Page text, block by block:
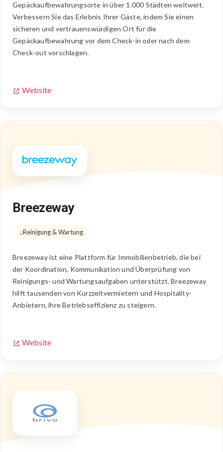
Gepäckaufbewahrungsorte in über 1.000 Städten weltweit.
Verbessern Sie das Erlebnis Ihrer Gäste, indem Sie einen
sicheren und vertrauenswürdigen Ort für die
Gepäckaufbewahrung vor dem Check-in oder nach dem
Check-out vorschlagen.
Website
Breezeway
Reinigung & Wartung
Breezeway ist eine Plattform für Immobilienbetrieb, die bei
der Koordination, Kommunikation und Überprüfung von
Reinigungs- und Wartungsaufgaben unterstützt. Breezeway
hilft tausenden von Kurzzeitvermietern und Hospitality-
Anbietern, ihre Betriebseffizienz zu steigern.
Website